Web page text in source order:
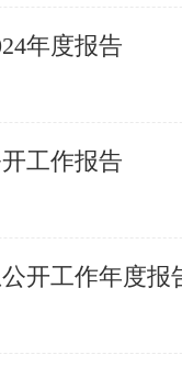
年度报告
工作报告
开工作年度报